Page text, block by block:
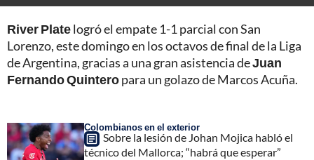
River Platelogró el empate 1-1 parcial con San
Lorenzo, este domingo en los octavos de final de la Liga
de Argentina, gracias a una gran asistencia deJuan
Fernando Quinteropara un golazo de Marcos Acuña.
Colombianos en el exterior
Sobre la lesión de Johan Mojica habló el
técnico del Mallorca; “habrá que esperar”